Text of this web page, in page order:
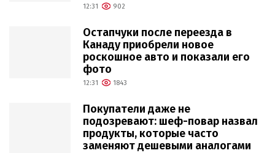
12:31 902
Остапчуки после переезда в
Канаду приобрели новое
роскошное авто и показали его
фото
12:31 1843
Покупатели даже не
подозревают: шеф-повар назвал
продукты, которые часто
заменяют дешевыми аналогами